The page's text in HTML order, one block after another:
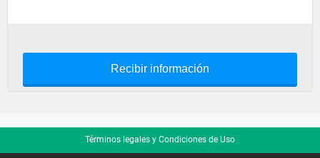
Recibir información
Términos legales y Condiciones de Uso